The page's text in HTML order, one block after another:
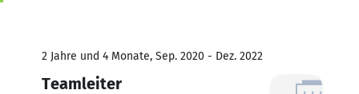
2 Jahre und 4 Monate, Sep. 2020 - Dez. 2022
Teamleiter